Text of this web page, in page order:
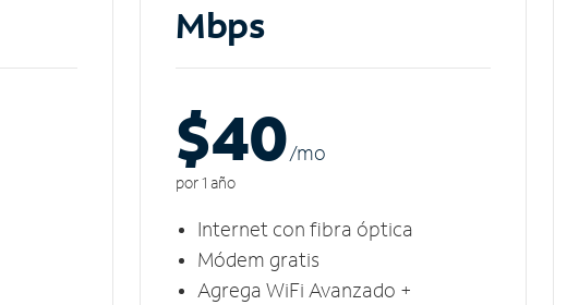
Mbps
$40/mo
por 1 año
Internet con fibra óptica
Módem gratis
Agrega WiFi Avanzado +